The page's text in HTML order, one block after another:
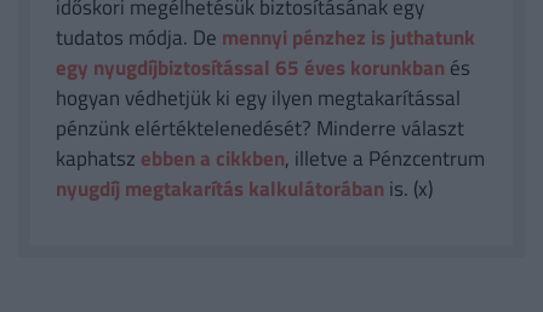
időskori megélhetésük biztosításának egy
tudatos módja. De mennyi pénzhez is juthatunk
egy nyugdíjbiztosítással 65 éves korunkban és
hogyan védhetjük ki egy ilyen megtakarítással
pénzünk elértéktelenedését? Minderre választ
kaphatsz ebben a cikkben, illetve a Pénzcentrum
nyugdíj megtakarítás kalkulátorában is. (x)